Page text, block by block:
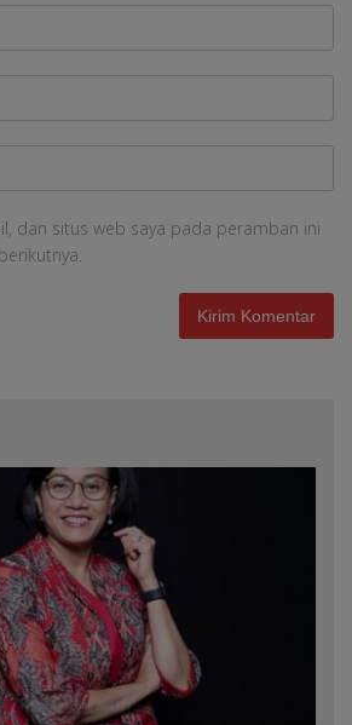
dan situs web saya pada peramban ini